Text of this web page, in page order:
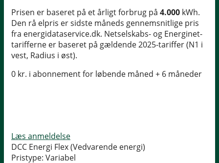
Prisen er baseret på et årligt forbrug på 4.000 kWh.
Den rå elpris er sidste måneds gennemsnitlige pris
fra energidataservice.dk. Netselskabs- og Energinet-
tarifferne er baseret på gældende 2025-tariffer (N1 i
vest, Radius i øst).
0 kr. i abonnement for løbende måned + 6 måneder
Læs anmeldelse
DCC Energi Flex (Vedvarende energi)
Pristype: Variabel